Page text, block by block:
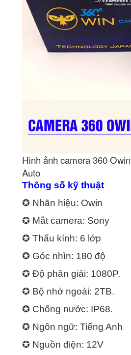
Hình ảnh camera 360
Auto
Thông số kỹ thuật
✪ Nhãn hiệu: Owin
✪ Mắt camera: Sony
✪ Thấu kính: 6 lớp
✪ Góc nhìn: 180 độ
✪ Độ phân giải: 1080P.
✪ Bộ nhớ ngoài: 2TB.
✪ Chống nước: IP68.
✪ Ngôn ngữ: Tiếng Anh
✪ Nguồn điện: 12V